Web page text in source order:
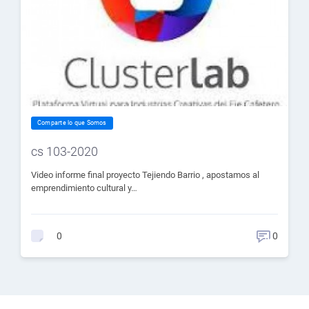
Comparte lo que Somos
cs 103-2020
Video informe final proyecto Tejiendo Barrio , apostamos al
emprendimiento cultural y…
0 0